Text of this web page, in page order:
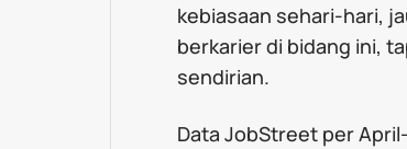
kebiasaan sehari-hari,
berkarier di bidang ini,
sendirian.
Data JobStreet per